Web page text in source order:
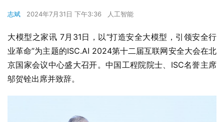
志斌 2024年7月31日 下午3:36 人工智能
大模型之家讯 7月31日，以“打造安全大模型，引领安全行
业革命”为主题的ISC.AI 2024第十二届互联网安全大会在北
京国家会议中心盛大召开。中国工程院院士、ISC名誉主席
邬贺铨出席并致辞。